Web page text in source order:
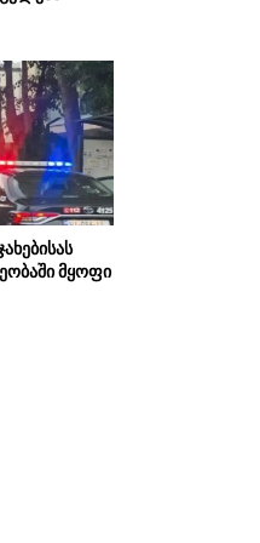
მყოფი